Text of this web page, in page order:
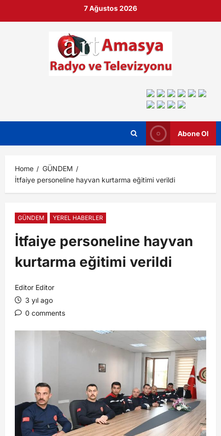
7 Ağustos 2026
Abone Ol
Home
GÜNDEM
İtfaiye personeline hayvan kurtarma eğitimi verildi
GÜNDEM YEREL HABERLER
İtfaiye personeline hayvan
kurtarma eğitimi verildi
Editor Editor
3 yıl ago
0 comments